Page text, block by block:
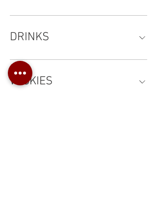
DRINKS
WISKIES